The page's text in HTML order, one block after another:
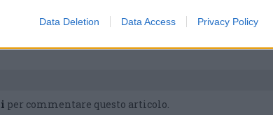
Data Deletion Data Access Privacy Policy
per commentare questo articolo.